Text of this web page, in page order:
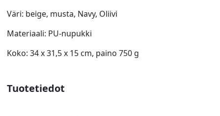
Väri: beige, musta, Navy, Oliivi
Materiaali: PU-nupukki
Koko: 34 x 31,5 x 15 cm, paino 750 g
Tuotetiedot